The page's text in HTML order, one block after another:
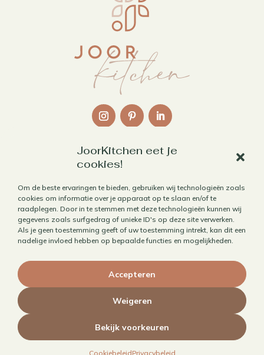
JoorKitchen eet je
cookies!
Om de beste ervaringen te bieden, gebruiken wij technologieën zoals
cookies om informatie over je apparaat op te slaan en/of te
raadplegen. Door in te stemmen met deze technologieën kunnen wij
gegevens zoals surfgedrag of unieke ID's op deze site verwerken.
Als je geen toestemming geeft of uw toestemming intrekt, kan dit een
nadelige invloed hebben op bepaalde functies en mogelijkheden.
Accepteren
Weigeren
Bekijk voorkeuren
CookiebeleidPrivacybeleid
Contact
Algemene voorwaarden
Privacybeleid